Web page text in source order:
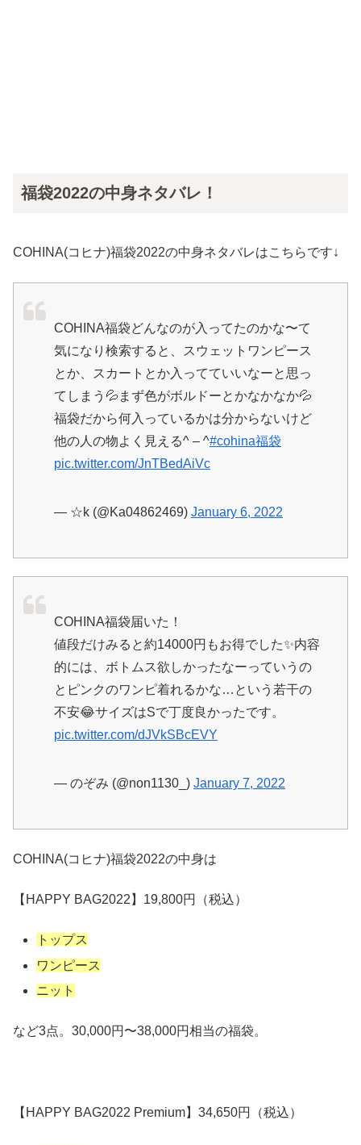
福袋2022の中身ネタバレ！
COHINA(コヒナ)福袋2022の中身ネタバレはこちらです↓
COHINA福袋どんなのが入ってたのかな〜て
気になり検索すると、スウェットワンピース
とか、スカートとか入ってていいなーと思っ
てしまう💦まず色がボルドーとかなかなか💦
福袋だから何入っているかは分からないけど
他の人の物よく見える^ – ^#cohina福袋
pic.twitter.com/JnTBedAiVc
— ☆k (@Ka04862469) January 6, 2022
COHINA福袋届いた！
値段だけみると約14000円もお得でした✨内容
的には、ボトムス欲しかったなーっていうの
とピンクのワンピ着れるかな…という若干の
不安😂サイズはSで丁度良かったです。
pic.twitter.com/dJVkSBcEVY
— のぞみ (@non1130_) January 7, 2022
COHINA(コヒナ)福袋2022の中身は
【HAPPY BAG2022】19,800円（税込）
トップス
ワンピース
ニット
など3点。30,000円〜38,000円相当の福袋。
【HAPPY BAG2022 Premium】34,650円（税込）